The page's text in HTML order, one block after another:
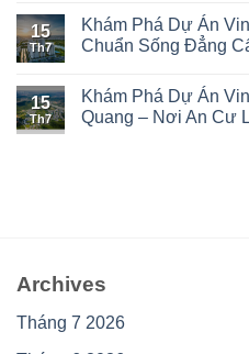
15
Th7
Khám Phá Dự Án
Chuẩn Sống Đẳng
15
Th7
Khám Phá Dự Án
Quang – Nơi An Cư
Archives
Tháng 7 2026